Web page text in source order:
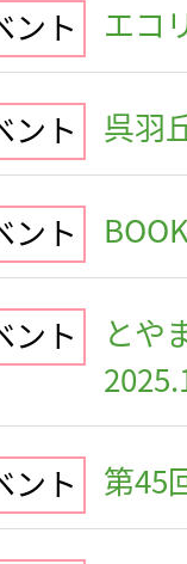
ント エコ
ント 呉羽
ント
ント
とや
ント 第45